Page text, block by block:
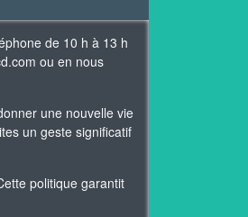
de 10 h à 13 h
ou en nous
une nouvelle vie
un geste significatif
politique garantit